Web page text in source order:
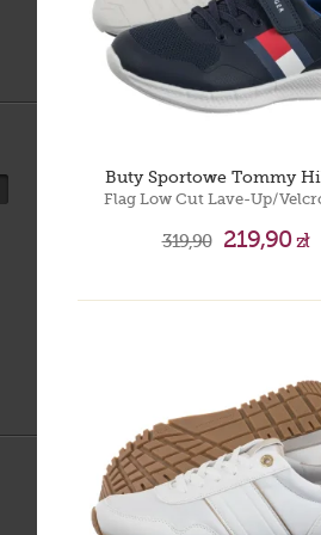
Buty Sportowe Tommy
319,90 219,90zł